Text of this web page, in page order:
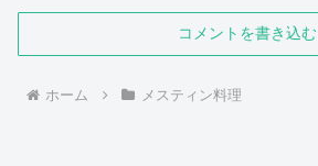
コメントを書き込む
ホーム メスティン料理